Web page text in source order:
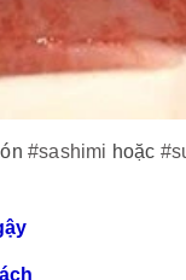
#sashimi hoặc